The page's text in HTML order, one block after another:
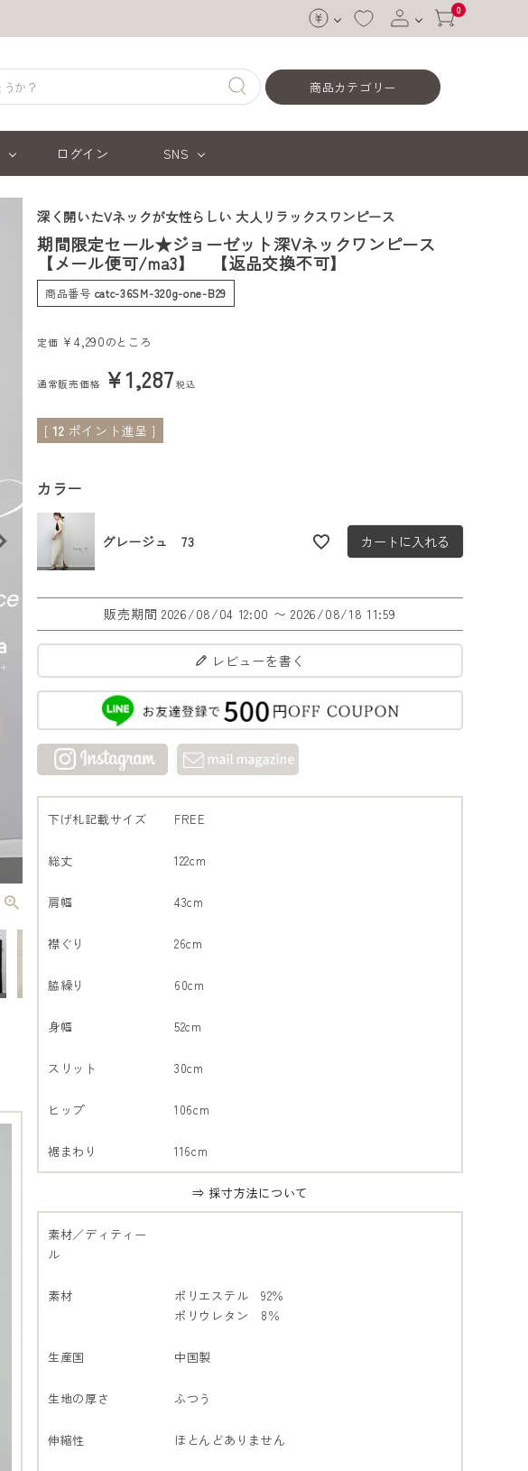
会員登録
0
商品カテゴリー
ログイン SNS
深く開いたVネックが女性らしい 大人リラックスワンピース
期間限定セール★ジョーゼット深Vネックワンピース
【メール便可/ma3】 【返品交換不可】
商品番号 catc-36SM-320g-one-B29
定価 ¥4,290のところ
通常販売価格 ¥1,287 税込
[ 12 ポイント進呈 ]
カラー
グレージュ 73 カートに入れる
販売期間 2026/08/04 12:00 〜 2026/08/18 11:59
レビューを書く
下げ札記載サイズ FREE
総丈 122cm
肩幅 43cm
襟ぐり 26cm
脇繰り 60cm
身幅 52cm
スリット 30cm
ヒップ 106cm
裾まわり 116cm
⇒ 採寸方法について
素材／ディティー
ル
素材
ポリエステル 92％
ポリウレタン 8％
生産国 中国製
生地の厚さ ふつう
伸縮性 ほとんどありません